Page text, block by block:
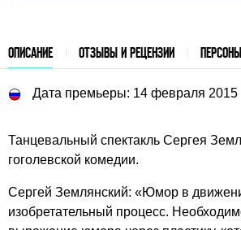
ОПИСАНИЕ ОТЗЫВЫ И РЕЦЕНЗИИ ПЕРСОНЫ
Дата премьеры: 14 февраля 2015
Танцевальный спектакль Сергея
гоголевской комедии.
Сергей Землянский: «Юмор в
изобретательный процесс.